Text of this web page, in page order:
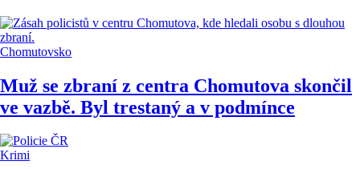
Chomutovsko
Muž se zbraní z centra Chomutova skončil
ve vazbě. Byl trestaný a v podmínce
Krimi